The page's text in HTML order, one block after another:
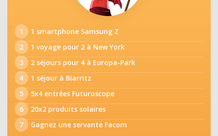
1
1 smartphone Samsung Z
2
1 voyage pour 2 à New York
3
2 séjours pour 4 à Europa-Park
4
1 séjour à Biarritz
5
5x4 entrées Futuroscope
6
20x2 produits solaires
7
Gagnez une servante Facom